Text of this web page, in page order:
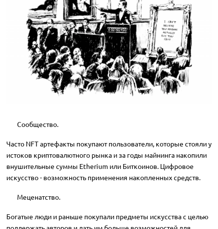
Сообщество.
Часто NFT артефакты покупают пользователи, которые стояли у
истоков криптовалютного рынка и за годы майнинга накопили
внушительные суммы Etherium или Биткоинов. Цифровое
искусство - возможность применения накопленных средств.
Меценатство.
Богатые люди и раньше покупали предметы искусства с целью